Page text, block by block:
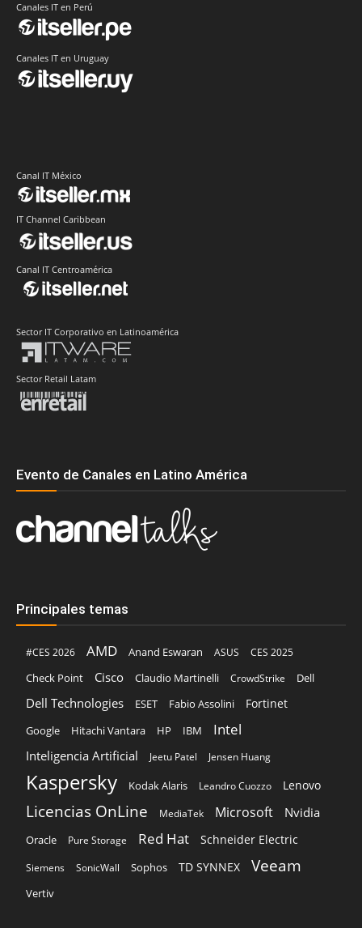
Canales IT en Perú
Canales IT en Uruguay
Canal IT México
IT Channel Caribbean
Canal IT Centroamérica
Sector IT Corporativo en Latinoamérica
Sector Retail Latam
Evento de Canales en Latino América
Principales temas
#CES 2026 AMD Anand Eswaran ASUS
CES 2025
Check Point
Cisco Claudio Martinelli CrowdStrike Dell
Dell Technologies ESET Fabio Assolini Fortinet
Google Hitachi Vantara HP IBM Intel
Inteligencia Artificial Jeetu Patel Jensen Huang
Kaspersky Kodak Alaris Leandro Cuozzo Lenovo
Licencias OnLine MediaTek Microsoft Nvidia
Oracle Pure Storage Red Hat Schneider Electric
Siemens SonicWall Sophos TD SYNNEX Veeam
Vertiv